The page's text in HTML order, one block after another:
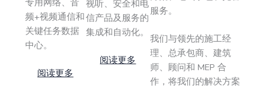
专用网络、音
频+视频通信和
关键任务数据
中心。
阅读更多
视听、安全和电
信产品及服务的
集成和自动化。
阅读更多
服务。
我们与领先的施工经
理、总承包商、建筑
师、顾问和 MEP 合
作，将我们的解决方案